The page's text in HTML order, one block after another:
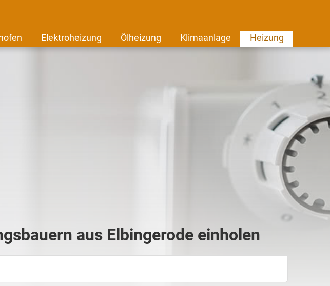
Elektroheizung Ölheizung Klimaanlage Heizung
aus Elbingerode einholen